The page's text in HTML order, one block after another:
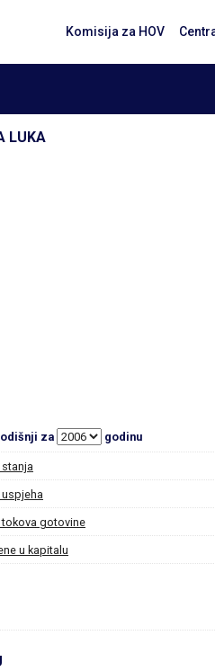
Komisija za HOV
LUKA
za godinu
tokova gotovine
u kapitalu